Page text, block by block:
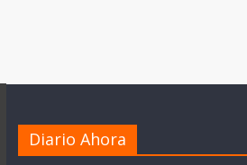
Diario Ahora